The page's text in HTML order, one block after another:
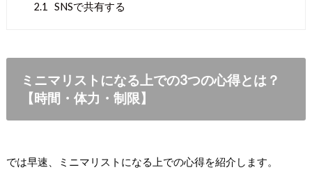
2.1 SNSで共有する
ミニマリストになる上での3つの心得とは？
【時間・体力・制限】
では早速、ミニマリストになる上での心得を紹介します。